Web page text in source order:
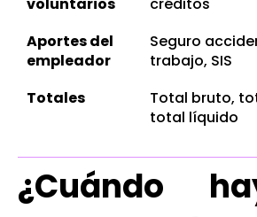
voluntarios
créditos
Aportes del
empleador
Seguro
trabajo, SIS
Totales
Total bruto,
total líquido
¿Cuándo